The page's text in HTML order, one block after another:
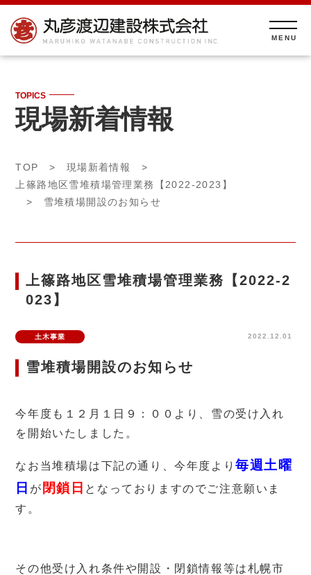
TOPICS
現場新着情報
TOP > 現場新着情報
>
上篠路地区雪堆積場管理業務【2022-2023】
> 雪堆積場開設のお知らせ
上篠路地区雪堆積場管理業務【2022-2
023】
土木事業 2022.12.01
雪堆積場開設のお知らせ
今年度も１２月１日９：００より、雪の受け入れ
を開始いたしました。
なお当堆積場は下記の通り、今年度より毎週土曜
日 が 閉鎖日 となって おり ますのでご注意願いま
す。
その他受け入れ条件や開設・閉鎖情報等は札幌市